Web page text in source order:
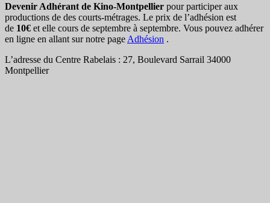
Devenir Adhérant de Kino-Montpellier pour participer aux
productions de des courts-métrages. Le prix de l’adhésion est
de 10€ et elle cours de septembre à septembre. Vous pouvez adhérer
en ligne en allant sur notre page Adhésion .
L’adresse du Centre Rabelais : 27, Boulevard Sarrail 34000
Montpellier